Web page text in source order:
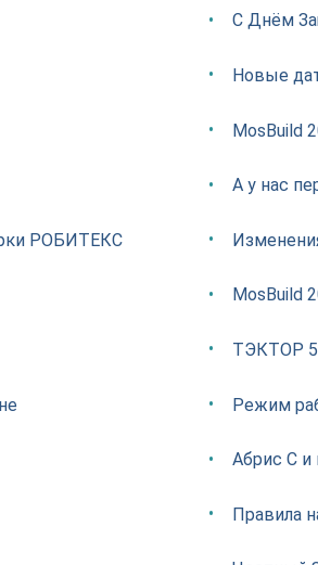
С Днём
Новые
MosBuild
А у нас
РОБИТЕКС
MosBuild
ТЭКТОР
Режим
Абрис С и
Правила